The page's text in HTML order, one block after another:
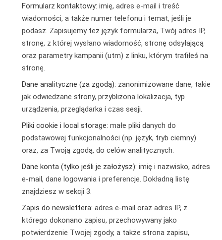
Formularz kontaktowy: imię, adres e-mail i treść
wiadomości, a także numer telefonu i temat, jeśli je
podasz. Zapisujemy też język formularza, Twój adres IP,
stronę, z której wysłano wiadomość, stronę odsyłającą
oraz parametry kampanii (utm) z linku, którym trafiłeś na
stronę.
Dane analityczne (za zgodą): zanonimizowane dane, takie
jak odwiedzane strony, przybliżona lokalizacja, typ
urządzenia, przeglądarka i czas sesji.
Pliki cookie i local storage: małe pliki danych do
podstawowej funkcjonalności (np. język, tryb ciemny)
oraz, za Twoją zgodą, do celów analitycznych.
Dane konta (tylko jeśli je założysz): imię i nazwisko, adres
e-mail, dane logowania i preferencje. Dokładną listę
znajdziesz w sekcji 3.
Zapis do newslettera: adres e-mail oraz adres IP, z
którego dokonano zapisu, przechowywany jako
potwierdzenie Twojej zgody, a także strona zapisu,